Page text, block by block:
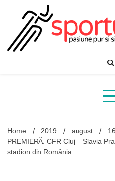
Home 2019 august
16
PREMIERĂ. CFR Cluj – Slavia
stadion din România